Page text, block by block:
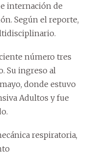
internación de
Según el reporte,
número tres
Su ingreso al
donde estuvo
Adultos y fue
respiratoria,